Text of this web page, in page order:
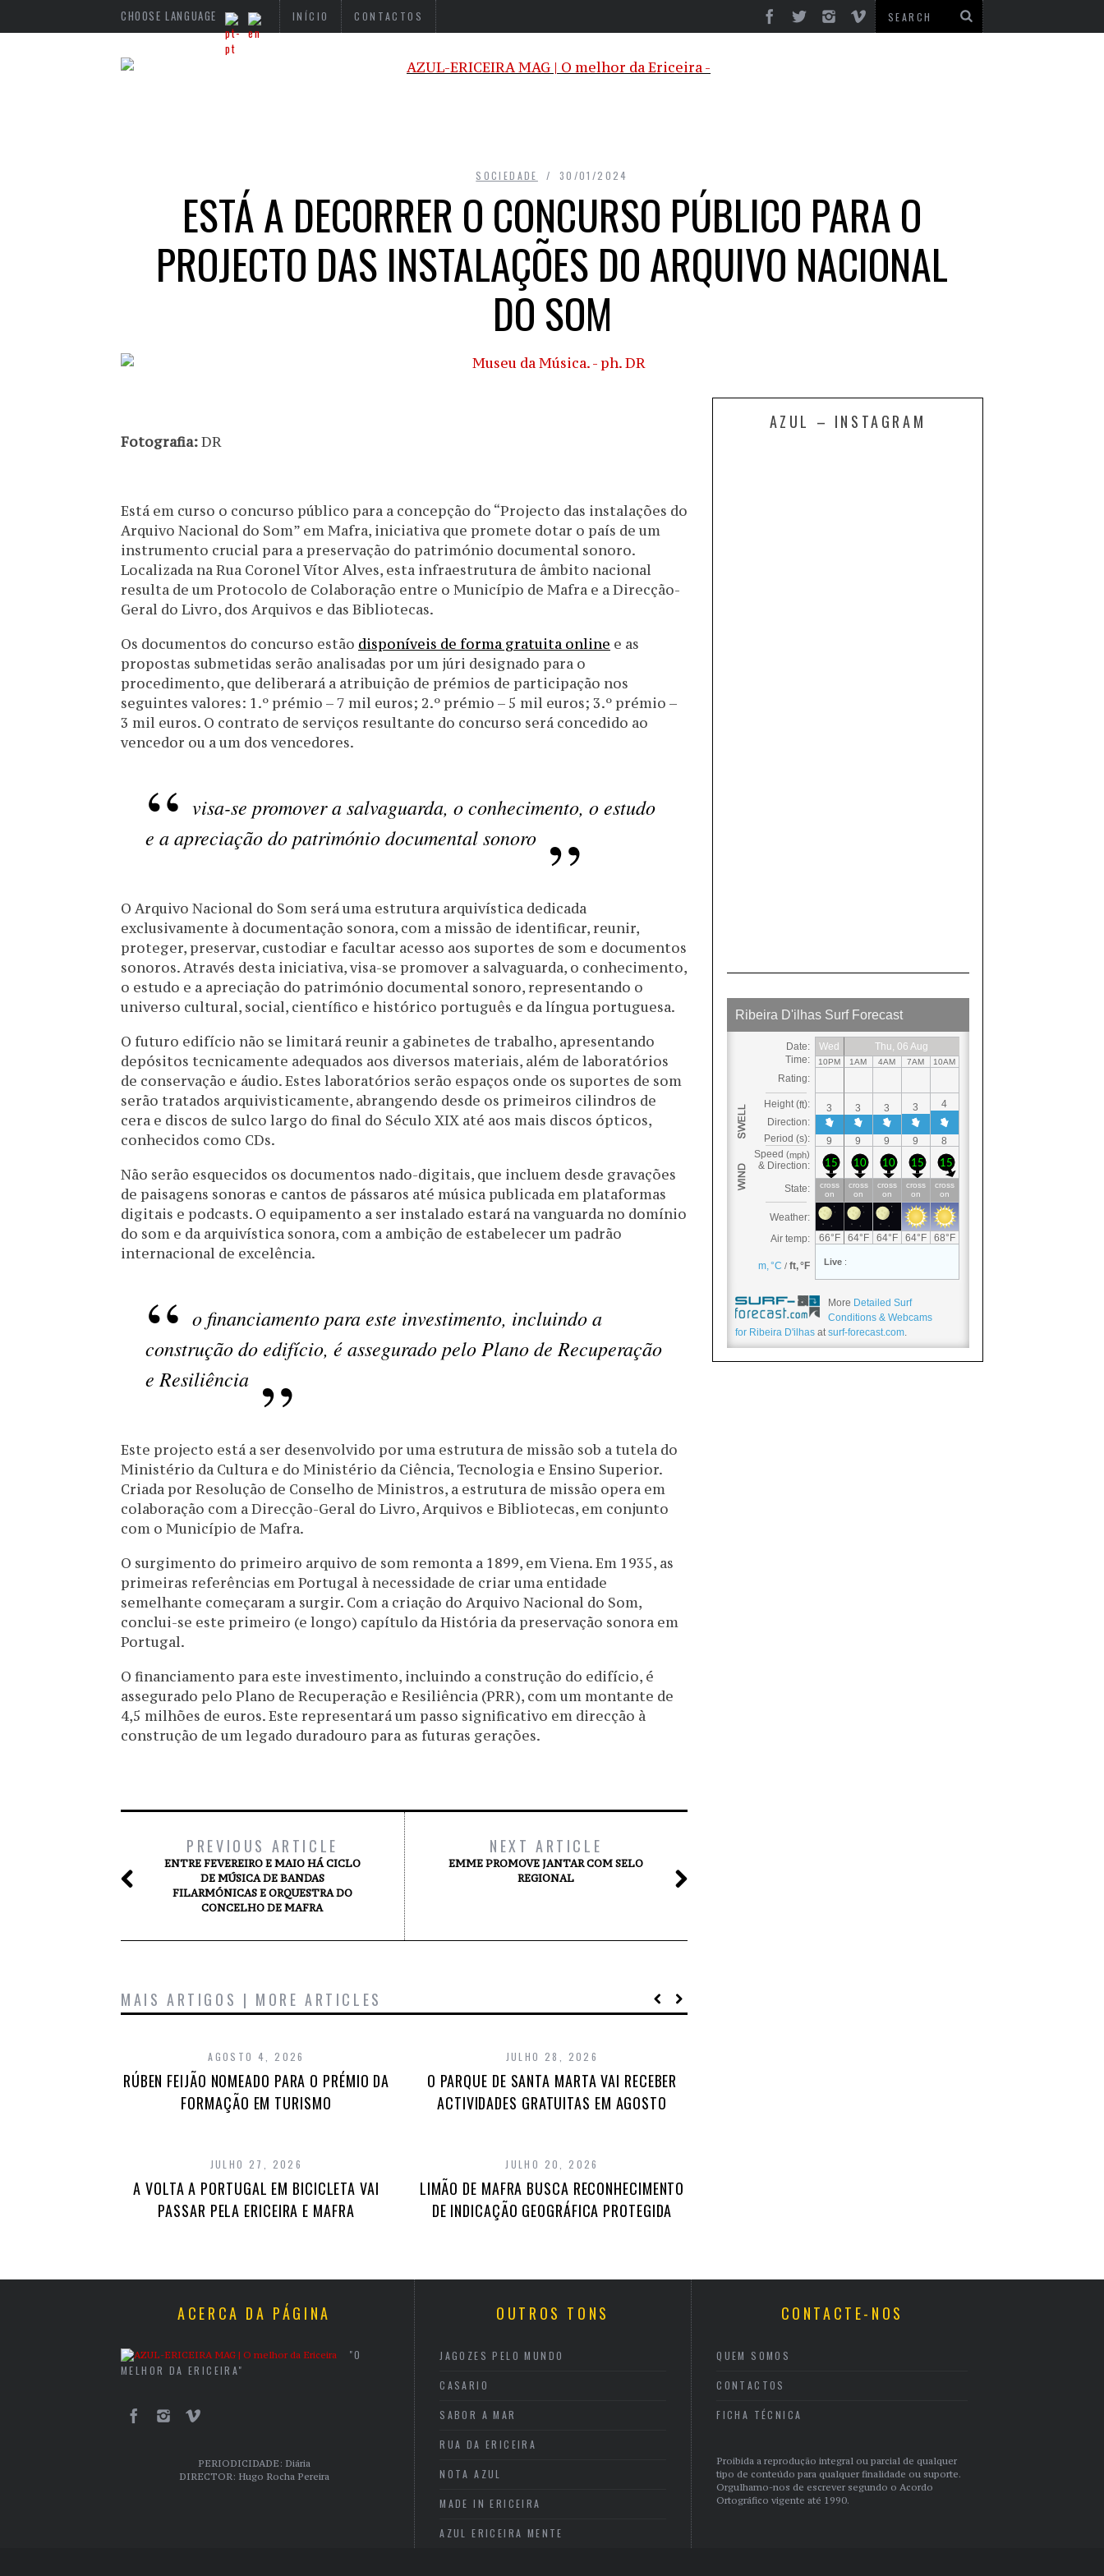
CHOOSE LANGUAGE INÍCIO CONTACTOS
SOCIEDADE 30/01/2024
ESTÁ A DECORRER O CONCURSO PÚBLICO PARA O
PROJECTO DAS INSTALAÇÕES DO ARQUIVO NACIONAL
DO SOM
Fotografia:DR
Está em curso o concurso público para a concepção do “Projecto das instalações do
Arquivo Nacional do Som” em Mafra, iniciativa que promete dotar o país de um
instrumento crucial para a preservação do património documental sonoro.
Localizada na Rua Coronel Vítor Alves, esta infraestrutura de âmbito nacional
resulta de um Protocolo de Colaboração entre o Município de Mafra e a Direcção-
Geral do Livro, dos Arquivos e das Bibliotecas.
Os documentos do concurso estão disponíveis de forma gratuita online e as
propostas submetidas serão analisadas por um júri designado para o
procedimento, que deliberará a atribuição de prémios de participação nos
seguintes valores: 1.º prémio – 7 mil euros; 2.º prémio – 5 mil euros; 3.º prémio –
3 mil euros. O contrato de serviços resultante do concurso será concedido ao
vencedor ou a um dos vencedores.
visa-se promover a salvaguarda, o conhecimento, o estudo
e a apreciação do património documental sonoro
O Arquivo Nacional do Som será uma estrutura arquivística dedicada
exclusivamente à documentação sonora, com a missão de identificar, reunir,
proteger, preservar, custodiar e facultar acesso aos suportes de som e documentos
sonoros. Através desta iniciativa, visa-se promover a salvaguarda, o conhecimento,
o estudo e a apreciação do património documental sonoro, representando o
universo cultural, social, científico e histórico português e da língua portuguesa.
O futuro edifício não se limitará reunir a gabinetes de trabalho, apresentando
depósitos tecnicamente adequados aos diversos materiais, além de laboratórios
de conservação e áudio. Estes laboratórios serão espaços onde os suportes de som
serão tratados arquivisticamente, abrangendo desde os primeiros cilindros de
cera e discos de sulco largo do final do Século XIX até aos mais discos ópticos,
conhecidos como CDs.
Não serão esquecidos os documentos nado-digitais, que incluem desde gravações
de paisagens sonoras e cantos de pássaros até música publicada em plataformas
digitais e podcasts. O equipamento a ser instalado estará na vanguarda no domínio
do som e da arquivística sonora, com a ambição de estabelecer um padrão
internacional de excelência.
o financiamento para este investimento, incluindo a
construção do edifício, é assegurado pelo Plano de Recuperação
e Resiliência
Este projecto está a ser desenvolvido por uma estrutura de missão sob a tutela do
Ministério da Cultura e do Ministério da Ciência, Tecnologia e Ensino Superior.
Criada por Resolução de Conselho de Ministros, a estrutura de missão opera em
colaboração com a Direcção-Geral do Livro, Arquivos e Bibliotecas, em conjunto
com o Município de Mafra.
O surgimento do primeiro arquivo de som remonta a 1899, em Viena. Em 1935, as
primeiras referências em Portugal à necessidade de criar uma entidade
semelhante começaram a surgir. Com a criação do Arquivo Nacional do Som,
conclui-se este primeiro (e longo) capítulo da História da preservação sonora em
Portugal.
O financiamento para este investimento, incluindo a construção do edifício, é
assegurado pelo Plano de Recuperação e Resiliência (PRR), com um montante de
4,5 milhões de euros. Este representará um passo significativo em direcção à
construção de um legado duradouro para as futuras gerações.
PREVIOUS ARTICLE
ENTRE FEVEREIRO E MAIO HÁ CICLO
DE MÚSICA DE BANDAS
FILARMÓNICAS E ORQUESTRA DO
CONCELHO DE MAFRA
NEXT ARTICLE
EMME PROMOVE JANTAR COM SELO
REGIONAL
MAIS ARTIGOS | MORE ARTICLES
AGOSTO 4, 2026
RÚBEN FEIJÃO NOMEADO PARA O PRÉMIO DA
FORMAÇÃO EM TURISMO
JULHO 28, 2026
O PARQUE DE SANTA MARTA VAI RECEBER
ACTIVIDADES GRATUITAS EM AGOSTO
JULHO 27, 2026
A VOLTA A PORTUGAL EM BICICLETA VAI
PASSAR PELA ERICEIRA E MAFRA
JULHO 20, 2026
LIMÃO DE MAFRA BUSCA RECONHECIMENTO
DE INDICAÇÃO GEOGRÁFICA PROTEGIDA
AZUL – INSTAGRAM
More Detailed Surf
Conditions & Webcams
for Ribeira D'ilhas at surf-forecast.com.
ACERCA DA PÁGINA
"O
MELHOR DA ERICEIRA"
PERIODICIDADE: Diária
DIRECTOR: Hugo Rocha Pereira
OUTROS TONS
JAGOZES PELO MUNDO
CASARIO
SABOR A MAR
RUA DA ERICEIRA
NOTA AZUL
MADE IN ERICEIRA
AZUL ERICEIRA MENTE
CONTACTE-NOS
QUEM SOMOS
CONTACTOS
FICHA TÉCNICA
Proibida a reprodução integral ou parcial de qualquer
tipo de conteúdo para qualquer finalidade ou suporte.
Orgulhamo-nos de escrever segundo o Acordo
Ortográfico vigente até 1990.